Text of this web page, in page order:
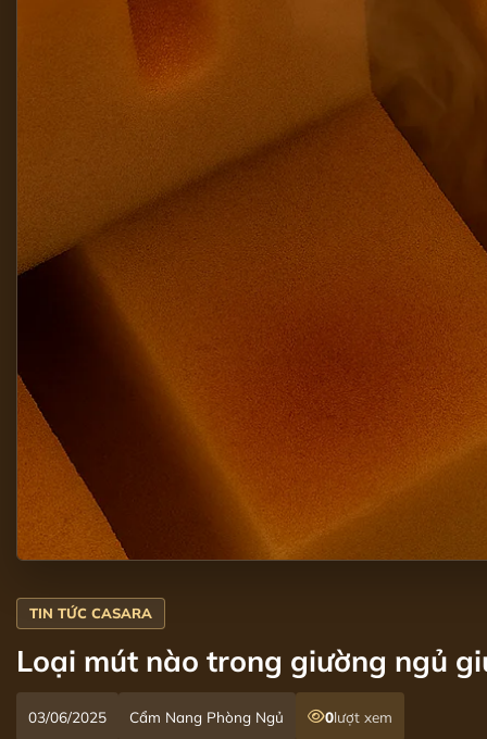
Loại mút nào trong giường ngủ
03/06/2025 Cẩm Nang Phòng Ngủ 0lượt xem